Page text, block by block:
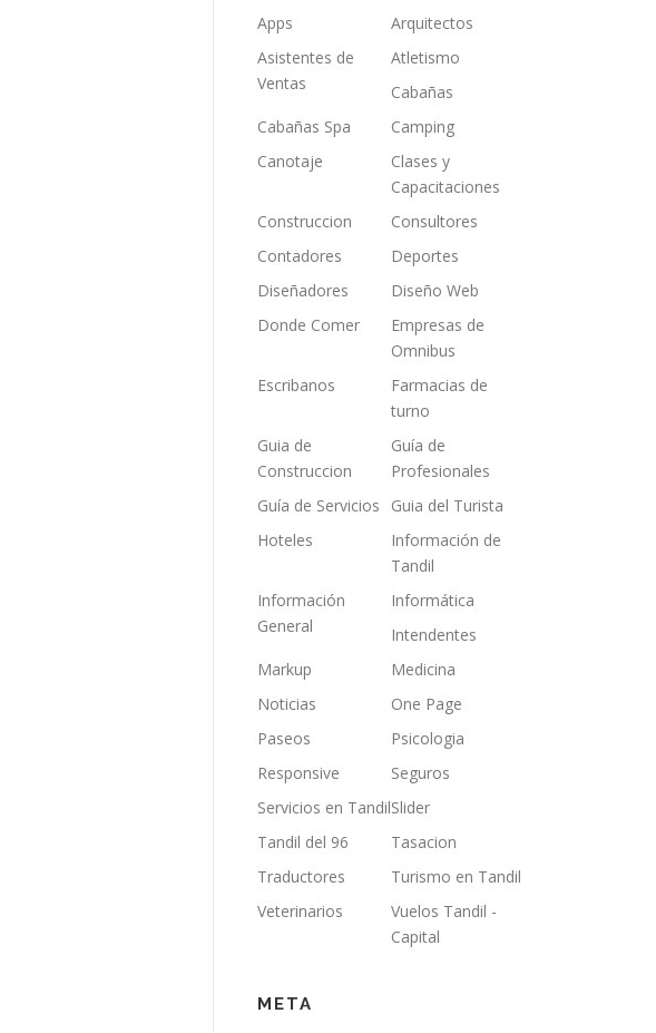
Apps
Arquitectos
Asistentes de
Ventas
Atletismo
Cabañas
Cabañas Spa
Camping
Canotaje
Clases y
Capacitaciones
Construccion
Consultores
Contadores
Deportes
Diseñadores
Diseño Web
Donde Comer
Empresas de
Omnibus
Escribanos
Farmacias de
turno
Guia de
Construccion
Guía de
Profesionales
Guía de Servicios
Guia del Turista
Hoteles
Información de
Tandil
Información
General
Informática
Intendentes
Markup
Medicina
Noticias
One Page
Paseos
Psicologia
Responsive
Seguros
Servicios en TandilSlider
Tandil del 96
Tasacion
Traductores
Turismo en Tandil
Veterinarios
Vuelos Tandil -
Capital
META